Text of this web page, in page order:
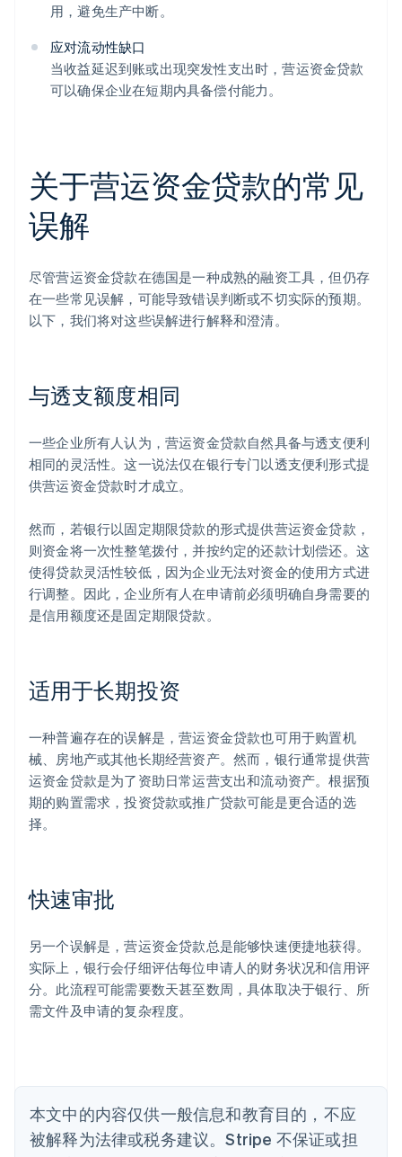
用，避免生产中断。
应对流动性缺口
当收益延迟到账或出现突发性支出时，营运资金贷款
可以确保企业在短期内具备偿付能力。
关于营运资金贷款的常见
误解
尽管营运资金贷款在德国是一种成熟的融资工具，但仍存
在一些常见误解，可能导致错误判断或不切实际的预期。
以下，我们将对这些误解进行解释和澄清。
与透支额度相同
一些企业所有人认为，营运资金贷款自然具备与透支便利
相同的灵活性。这一说法仅在银行专门以透支便利形式提
供营运资金贷款时才成立。
然而，若银行以固定期限贷款的形式提供营运资金贷款，
则资金将一次性整笔拨付，并按约定的还款计划偿还。这
使得贷款灵活性较低，因为企业无法对资金的使用方式进
行调整。因此，企业所有人在申请前必须明确自身需要的
是信用额度还是固定期限贷款。
适用于长期投资
一种普遍存在的误解是，营运资金贷款也可用于购置机
械、房地产或其他长期经营资产。然而，银行通常提供营
运资金贷款是为了资助日常运营支出和流动资产。根据预
期的购置需求，投资贷款或推广贷款可能是更合适的选
择。
快速审批
另一个误解是，营运资金贷款总是能够快速便捷地获得。
实际上，银行会仔细评估每位申请人的财务状况和信用评
分。此流程可能需要数天甚至数周，具体取决于银行、所
需文件及申请的复杂程度。
本文中的内容仅供一般信息和教育目的，不应
被解释为法律或税务建议。Stripe 不保证或担
阿联酋
English
奥地利
Deutsch English
English
巴西
PortuguêsEnglish
保加利亚
English
丹麦
德国